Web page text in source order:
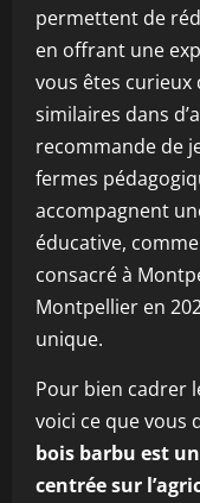
permettent de
en offrant une
vous êtes curieux
similaires dans
recommande de
fermes
accompagnent
éducative,
consacré à
Montpellier en
unique.
Pour bien cadrer
voici ce que vous
bois barbu est
centrée sur